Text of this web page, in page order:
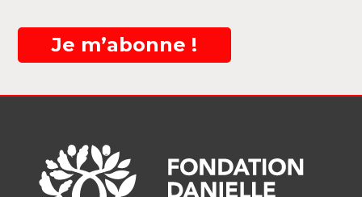
Je m’abonne !